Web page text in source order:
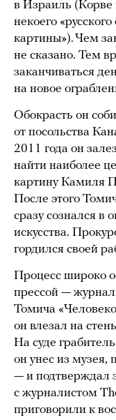
в Израиль (Корве
некоего
картины»). Чем
не сказано. Тем
заканчиваться
на новое
Обокрасть он
от посольства
2011 года он
найти наиболее
картину Камиля
После этого
сразу сознался в
искусства.
гордился своей
Процесс широко
прессой —
Томича
он влезал на
На суде
он унес из музея,
— и подтверждал
с журналистом
приговорили к